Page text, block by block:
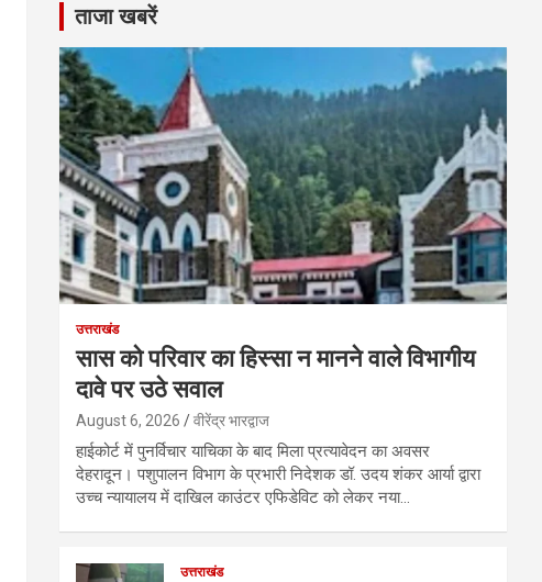
ताजा खबरें
उत्तराखंड
सास को परिवार का हिस्सा न मानने वाले विभागीय
दावे पर उठे सवाल
August 6, 2026 वीरेंद्र भारद्वाज
हाईकोर्ट में पुनर्विचार याचिका के बाद मिला प्रत्यावेदन का अवसर
देहरादून। पशुपालन विभाग के प्रभारी निदेशक डॉ. उदय शंकर आर्या द्वारा
उच्च न्यायालय में दाखिल काउंटर एफिडेविट को लेकर नया…
उत्तराखंड